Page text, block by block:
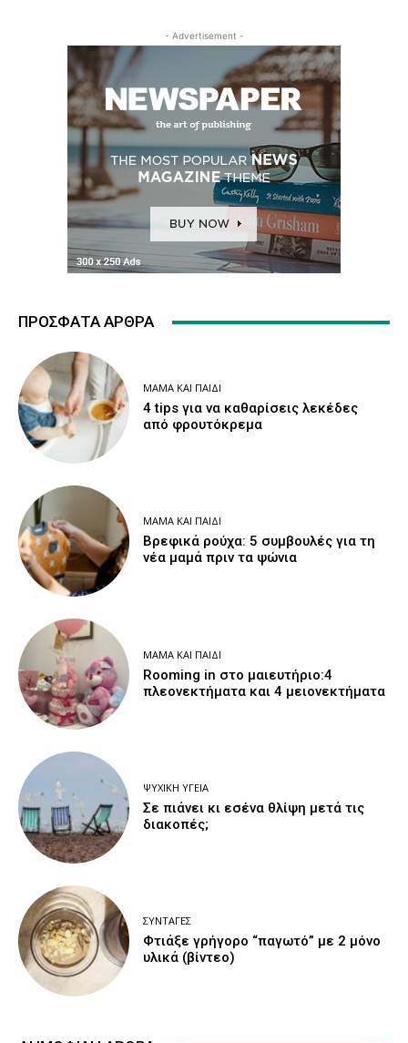
- Advertisement -
ΠΡΌΣΦΑΤΑ ΆΡΘΡΑ
ΜΑΜΆ ΚΑΙ ΠΑΙΔΊ
4 tips για να καθαρίσεις λεκέδες
από φρουτόκρεμα
ΜΑΜΆ ΚΑΙ ΠΑΙΔΊ
Βρεφικά ρούχα: 5 συμβουλές για τη
νέα μαμά πριν τα ψώνια
ΜΑΜΆ ΚΑΙ ΠΑΙΔΊ
Rooming in στο μαιευτήριο:4
πλεονεκτήματα και 4 μειονεκτήματα
ΨΥΧΙΚΉ ΥΓΕΊΑ
Σε πιάνει κι εσένα θλίψη μετά τις
διακοπές;
ΣΥΝΤΑΓΈΣ
Φτιάξε γρήγορο “παγωτό” με 2 μόνο
υλικά (βίντεο)